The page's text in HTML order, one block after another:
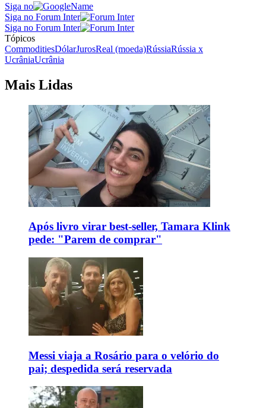
Siga no
Siga no Forum Inter
Siga no Forum Inter
Tópicos
CommoditiesDólarJurosReal (moeda)RússiaRússia x
UcrâniaUcrânia
Mais Lidas
Após livro virar best-seller, Tamara Klink
pede: "Parem de comprar"
Messi viaja a Rosário para o velório do
pai; despedida será reservada